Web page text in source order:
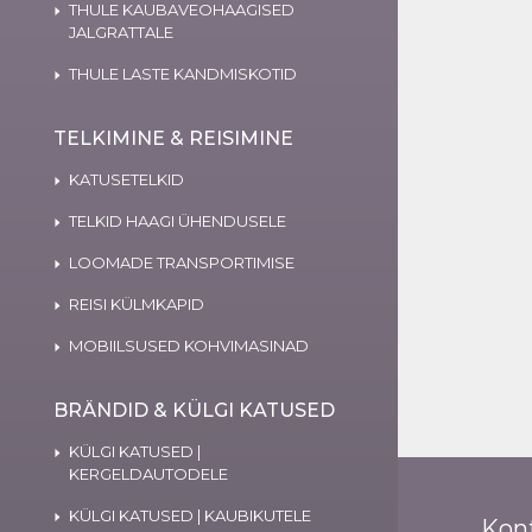
THULE KAUBAVEOHAAGISED
JALGRATTALE
THULE LASTE KANDMISKOTID
TELKIMINE & REISIMINE
KATUSETELKID
TELKID HAAGI ÜHENDUSELE
LOOMADE TRANSPORTIMISE
REISI KÜLMKAPID
MOBIILSUSED KOHVIMASINAD
BRÄNDID & KÜLGI KATUSED
KÜLGI KATUSED |
KERGELDAUTODELE
KÜLGI KATUSED | KAUBIKUTELE